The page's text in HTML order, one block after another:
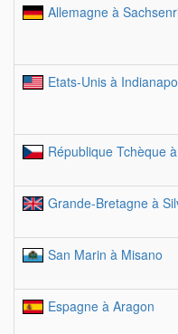
Allemagne à
Etats-Unis à
République Tchèque
Grande-Bretagne à
San Marin à Misano
Espagne à Aragon